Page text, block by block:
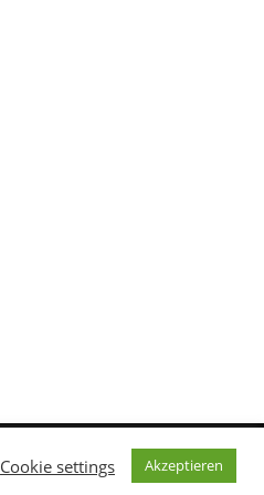
Cookie settings Akzeptieren